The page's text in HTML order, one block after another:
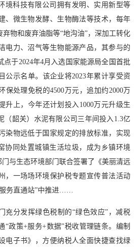
境科技有限公司拥有发明、实用新型等
、微生物发酵、生物酶法等技术，每年
物和废弃油脂等“地沟油”，深加工转化
电力、沼气等生物能源产品，其参与的
点于2024年4月入选国家能源局全国首批
公示名单。该企业将2023年累计享受资
保处理免税的4500万元，追加约2000万
升上，今年还计划投入1000万元升级生
（韶关）水泥有限公司三年间投入1.3亿
染物远低于国家规定的排放标准，实现
协同处置城镇生活垃圾，成为乡镇环境
与生态环境部门联合签署了《美丽清远
，一场场环境保护税专题宣传普法活动
务直通站”中推进……
充分发挥绿色税制的“绿色效应”，减税
“政策+服务+数据”税收管理链条。编制
电子书》，方便纳税人全面快捷查找绿